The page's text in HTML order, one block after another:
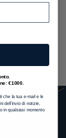
€1000.
che la tua e-mail e le
dell’invio di notizie,
in qualsiasi momento